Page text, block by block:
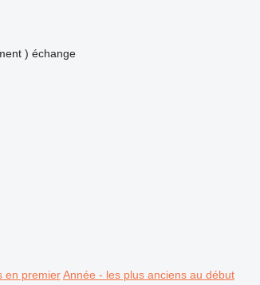
) échange
en premier Année - les plus anciens au début